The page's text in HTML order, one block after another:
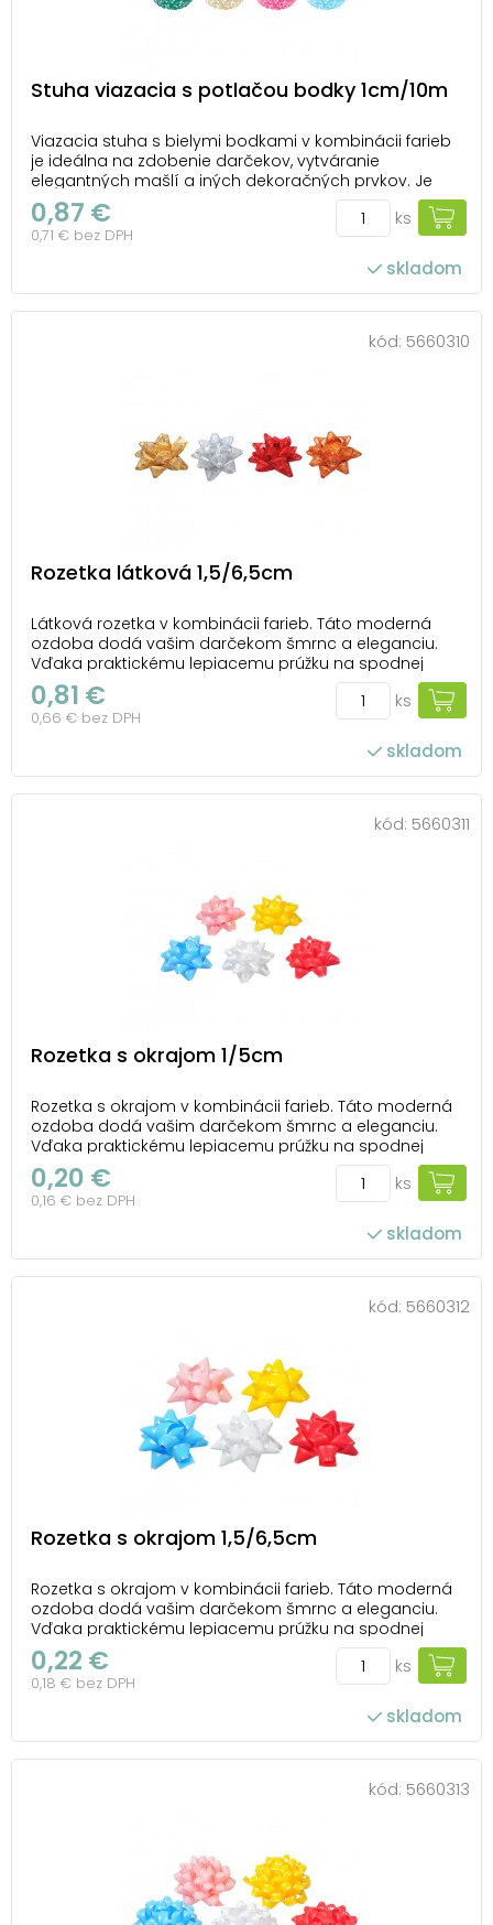
Stuha viazacia s potlačou bodky 1cm/10m
Viazacia stuha s bielymi bodkami v kombinácii farieb
je ideálna na zdobenie darčekov, vytváranie
elegantných mašlí a iných dekoračných prvkov. Je
skvelým doplnkom slávnostných balení na
narodeniny, Vianoce alebo svadby, ktorým dodá
hravý a štýlový vzhľad. Ideálna voľba na kreatívne
0,87 €
0,71 € bez DPH
ks
skladom
kód: 5660310
Rozetka látková 1,5/6,5cm
Látková rozetka v kombinácii farieb. Táto moderná
ozdoba dodá vašim darčekom šmrnc a eleganciu.
Vďaka praktickému lepiacemu prúžku na spodnej
strane ju môžete ľahko pripevniť na akúkoľvek
darčekovú krabičku. Ideálna na každú príležitosť, keď
chcete urobiť radosť a nezabudnuteľný dojem.
0,81 €
0,66 € bez DPH
ks
skladom
kód: 5660311
Rozetka s okrajom 1/5cm
Rozetka s okrajom v kombinácii farieb. Táto moderná
ozdoba dodá vašim darčekom šmrnc a eleganciu.
Vďaka praktickému lepiacemu prúžku na spodnej
strane ju môžete ľahko pripevniť na akúkoľvek
darčekovú krabičku. Ideálna na každú príležitosť, keď
chcete urobiť radosť a nezabudnuteľný dojem. Balen...
0,20 €
0,16 € bez DPH
ks
skladom
kód: 5660312
Rozetka s okrajom 1,5/6,5cm
Rozetka s okrajom v kombinácii farieb. Táto moderná
ozdoba dodá vašim darčekom šmrnc a eleganciu.
Vďaka praktickému lepiacemu prúžku na spodnej
strane ju môžete ľahko pripevniť na akúkoľvek
darčekovú krabičku. Ideálna na každú príležitosť, keď
chcete urobiť radosť a nezabudnuteľný dojem. Balen...
0,22 €
0,18 € bez DPH
ks
skladom
kód: 5660313